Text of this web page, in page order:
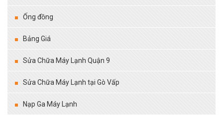
Ống đồng
Bảng Giá
Sửa Chữa Máy Lạnh Quận 9
Sửa Chữa Máy Lạnh tại Gò Vấp
Nạp Ga Máy Lạnh